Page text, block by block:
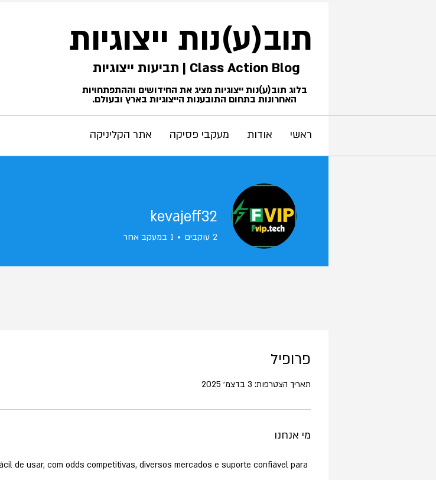
תוב(ע)נות ייצוגיות
Class Action Blog | תביעות ייצוגיות
בלוג תוב(ע)נות ייצוגיות מציג את החידושים וההתפתחויות
האחרונות בתחום התובענות הייצוגיות בארץ ובעולם.
ראשי אודות מעקבי פסיקה אתר הקליניקה
פרופיל
תאריך הצטרפות: 3 בדצמ׳ 2025
מי אנחנו
de usar, com odds competitivas, diversos mercados e suporte confiável para
kevajeff32
2 עוקבים 1 במעקב אחר